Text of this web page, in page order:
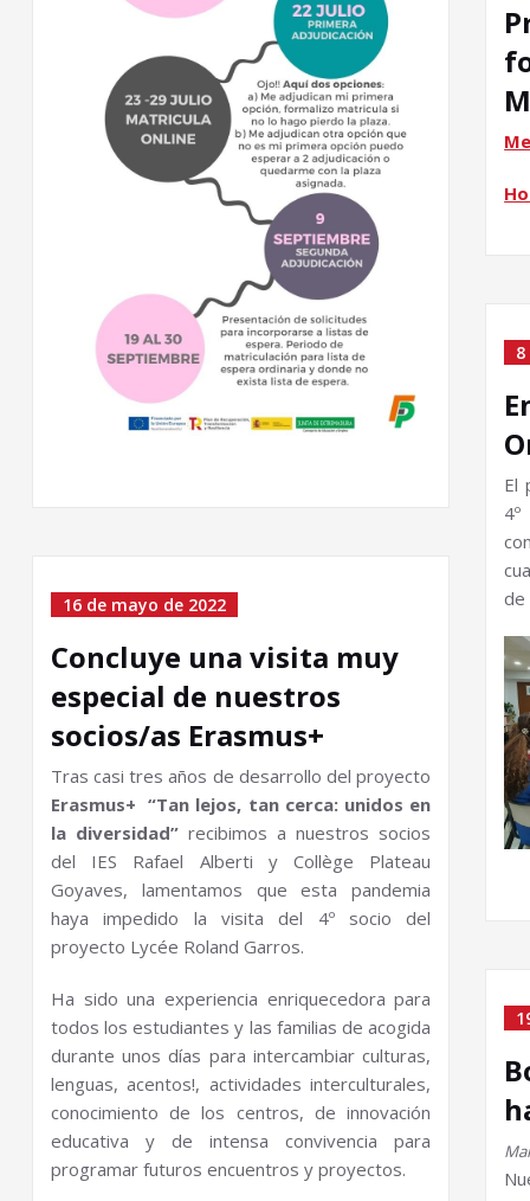
16 de mayo de 2022
Concluye una visita muy
especial de nuestros
socios/as Erasmus+
Tras casi tres años de desarrollo del proyecto
Erasmus+ “Tan lejos, tan cerca: unidos en
la diversidad” recibimos a nuestros socios
del IES Rafael Alberti y Collège Plateau
Goyaves, lamentamos que esta pandemia
haya impedido la visita del 4º socio del
proyecto Lycée Roland Garros.
Ha sido una experiencia enriquecedora para
todos los estudiantes y las familias de acogida
durante unos días para intercambiar culturas,
lenguas, acentos!, actividades interculturales,
conocimiento de los centros, de innovación
educativa y de intensa convivencia para
programar futuros encuentros y proyectos.
El
de